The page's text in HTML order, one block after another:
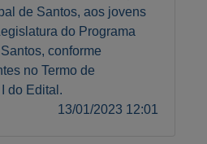
de Santos, aos jovens
do Programa
conforme
no Termo de
do Edital.
13/01/2023 12:01